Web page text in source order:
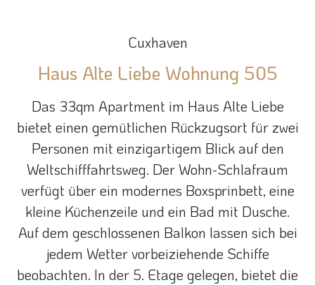
Cuxhaven
Haus Alte Liebe Wohnung 505
Das 33qm Apartment im Haus Alte Liebe
bietet einen gemütlichen Rückzugsort für zwei
Personen mit einzigartigem Blick auf den
Weltschifffahrtsweg. Der Wohn-Schlafraum
verfügt über ein modernes Boxsprinbett, eine
kleine Küchenzeile und ein Bad mit Dusche.
Auf dem geschlossenen Balkon lassen sich bei
jedem Wetter vorbeiziehende Schiffe
beobachten. In der 5. Etage gelegen, bietet die